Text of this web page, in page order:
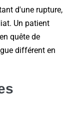
d'une rupture,
Un patient
quête de
différent en